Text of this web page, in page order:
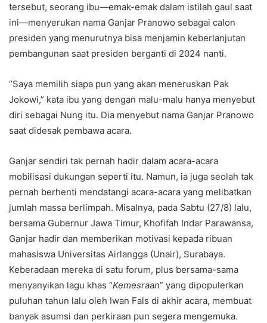
tersebut, seorang ibu—emak-emak dalam istilah gaul saat
ini—menyerukan nama Ganjar Pranowo sebagai calon
presiden yang menurutnya bisa menjamin keberlanjutan
pembangunan saat presiden berganti di 2024 nanti.
“Saya memilih siapa pun yang akan meneruskan Pak
Jokowi,” kata ibu yang dengan malu-malu hanya menyebut
diri sebagai Nung itu. Dia menyebut nama Ganjar Pranowo
saat didesak pembawa acara.
Ganjar sendiri tak pernah hadir dalam acara-acara
mobilisasi dukungan seperti itu. Namun, ia juga seolah tak
pernah berhenti mendatangi acara-acara yang melibatkan
jumlah massa berlimpah. Misalnya, pada Sabtu (27/8) lalu,
bersama Gubernur Jawa Timur, Khofifah Indar Parawansa,
Ganjar hadir dan memberikan motivasi kepada ribuan
mahasiswa Universitas Airlangga (Unair), Surabaya.
Keberadaan mereka di satu forum, plus bersama-sama
menyanyikan lagu khas “Kemesraan” yang dipopulerkan
puluhan tahun lalu oleh Iwan Fals di akhir acara, membuat
banyak asumsi dan perkiraan pun segera mengemuka.